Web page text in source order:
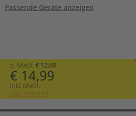
Passende Geräte anzeigen
o. MwSt. € 12,60
€ 14,99
inkl. MwSt.
zzgl. Versand